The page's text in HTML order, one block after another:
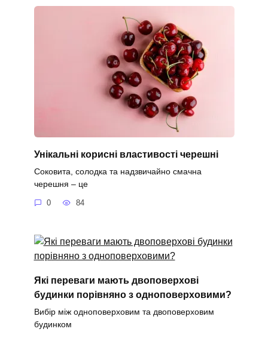
Унікальні корисні властивості черешні
Соковита, солодка та надзвичайно смачна
черешня – це
0 84
Які переваги мають двоповерхові
будинки порівняно з одноповерховими?
Вибір між одноповерховим та двоповерховим
будинком